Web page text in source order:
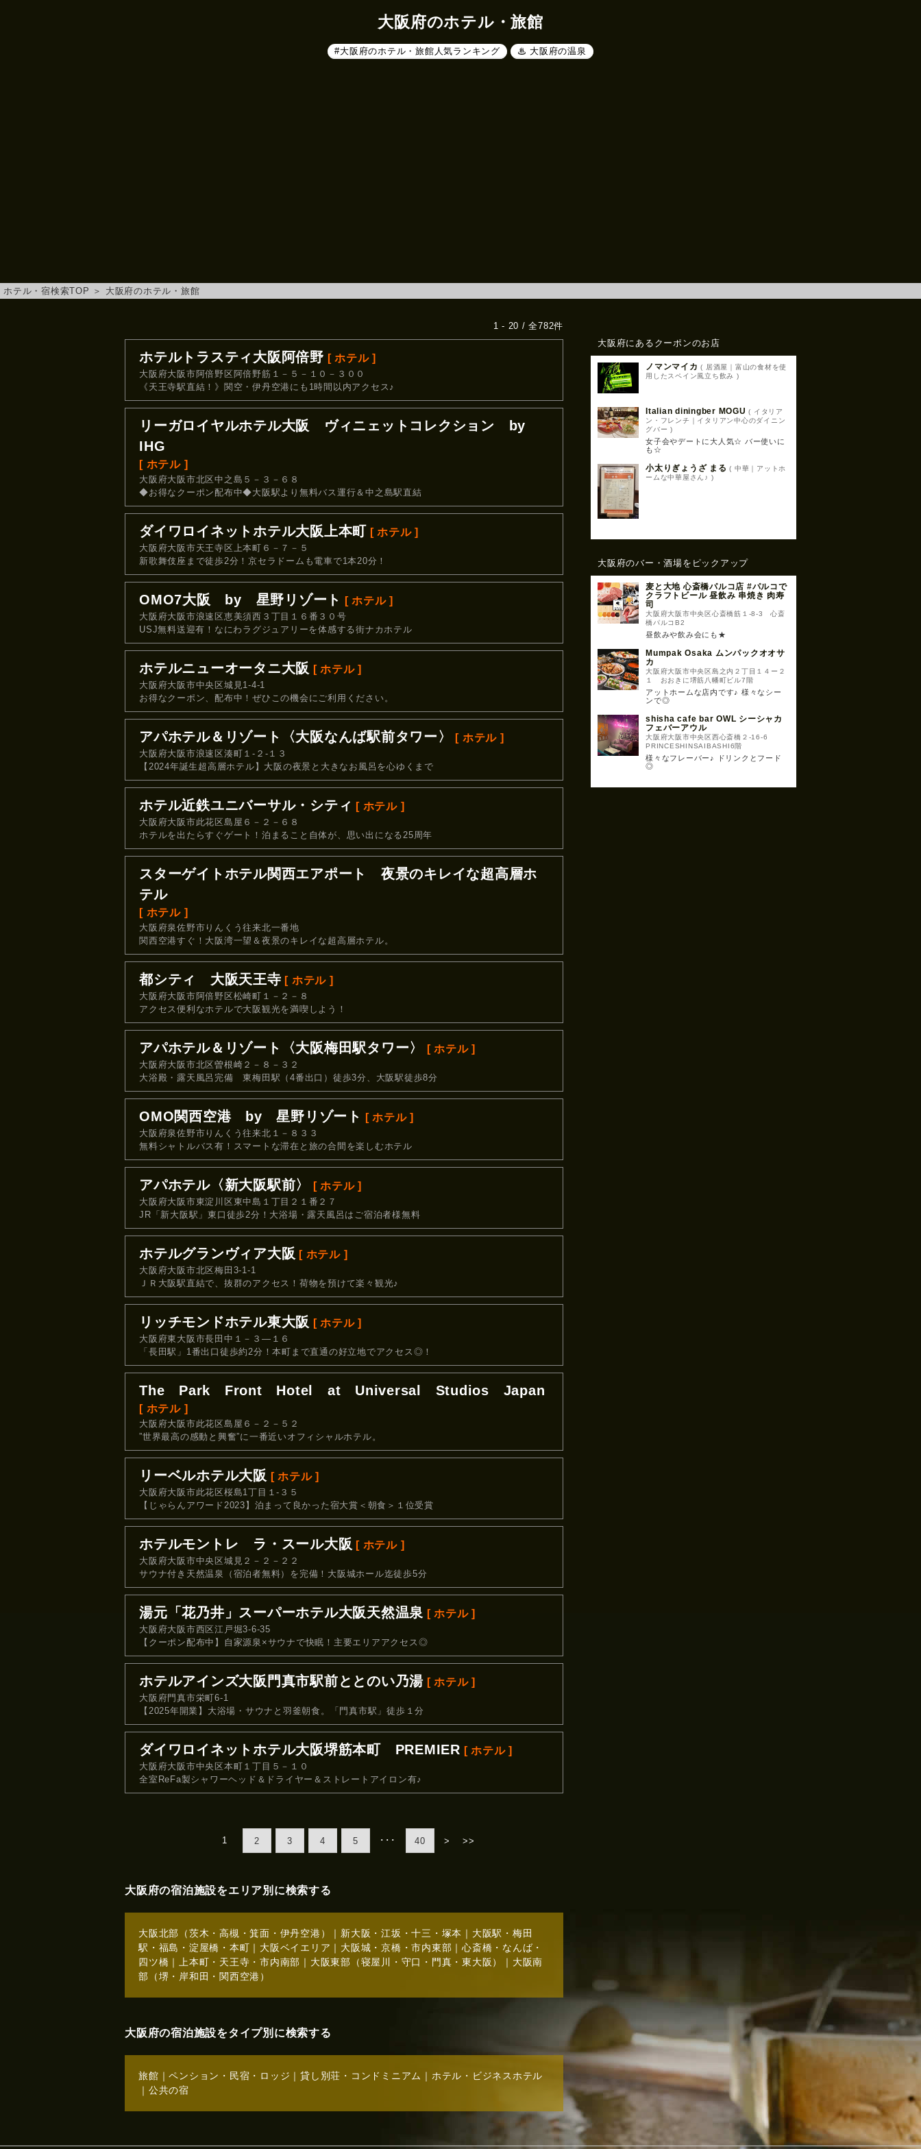
大阪府のホテル・旅館
#大阪府のホテル・旅館人気ランキング ♨ 大阪府の温泉
ホテル・宿検索TOP ＞ 大阪府のホテル・旅館
1 - 20 / 全782件
ホテルトラスティ大阪阿倍野 [ ホテル ]
大阪府大阪市阿倍野区阿倍野筋１－５－１０－３００
《天王寺駅直結！》関空・伊丹空港にも1時間以内アクセス♪
リーガロイヤルホテル大阪 ヴィニェットコレクション by
IHG
[ ホテル ]
大阪府大阪市北区中之島５－３－６８
◆お得なクーポン配布中◆大阪駅より無料バス運行＆中之島駅直結
ダイワロイネットホテル大阪上本町 [ ホテル ]
大阪府大阪市天王寺区上本町６－７－５
新歌舞伎座まで徒歩2分！京セラドームも電車で1本20分！
OMO7大阪 by 星野リゾート [ ホテル ]
大阪府大阪市浪速区恵美須西３丁目１６番３０号
USJ無料送迎有！なにわラグジュアリーを体感する街ナカホテル
ホテルニューオータニ大阪 [ ホテル ]
大阪府大阪市中央区城見1-4-1
お得なクーポン、配布中！ぜひこの機会にご利用ください。
アパホテル＆リゾート〈大阪なんば駅前タワー〉 [ ホテル ]
大阪府大阪市浪速区湊町１‐２‐１３
【2024年誕生超高層ホテル】大阪の夜景と大きなお風呂を心ゆくまで
ホテル近鉄ユニバーサル・シティ [ ホテル ]
大阪府大阪市此花区島屋６－２－６８
ホテルを出たらすぐゲート！泊まること自体が、思い出になる25周年
スターゲイトホテル関西エアポート 夜景のキレイな超高層ホ
テル
[ ホテル ]
大阪府泉佐野市りんくう往来北一番地
関西空港すぐ！大阪湾一望＆夜景のキレイな超高層ホテル。
都シティ 大阪天王寺 [ ホテル ]
大阪府大阪市阿倍野区松崎町１－２－８
アクセス便利なホテルで大阪観光を満喫しよう！
アパホテル＆リゾート〈大阪梅田駅タワー〉 [ ホテル ]
大阪府大阪市北区曽根崎２－８－３２
大浴殿・露天風呂完備 東梅田駅（4番出口）徒歩3分、大阪駅徒歩8分
OMO関西空港 by 星野リゾート [ ホテル ]
大阪府泉佐野市りんくう往来北１－８３３
無料シャトルバス有！スマートな滞在と旅の合間を楽しむホテル
アパホテル〈新大阪駅前〉 [ ホテル ]
大阪府大阪市東淀川区東中島１丁目２１番２７
JR「新大阪駅」東口徒歩2分！大浴場・露天風呂はご宿泊者様無料
ホテルグランヴィア大阪 [ ホテル ]
大阪府大阪市北区梅田3-1-1
ＪＲ大阪駅直結で、抜群のアクセス！荷物を預けて楽々観光♪
リッチモンドホテル東大阪 [ ホテル ]
大阪府東大阪市長田中１－３―１６
「長田駅」1番出口徒歩約2分！本町まで直通の好立地でアクセス◎！
The Park Front Hotel at Universal Studios Japan
[ ホテル ]
大阪府大阪市此花区島屋６－２－５２
”世界最高の感動と興奮”に一番近いオフィシャルホテル。
リーベルホテル大阪 [ ホテル ]
大阪府大阪市此花区桜島1丁目１-３５
【じゃらんアワード2023】泊まって良かった宿大賞＜朝食＞１位受賞
ホテルモントレ ラ・スール大阪 [ ホテル ]
大阪府大阪市中央区城見２－２－２２
サウナ付き天然温泉（宿泊者無料）を完備！大阪城ホール迄徒歩5分
湯元「花乃井」スーパーホテル大阪天然温泉 [ ホテル ]
大阪府大阪市西区江戸堀3-6-35
【クーポン配布中】自家源泉×サウナで快眠！主要エリアアクセス◎
ホテルアインズ大阪門真市駅前ととのい乃湯 [ ホテル ]
大阪府門真市栄町6‐1
【2025年開業】大浴場・サウナと羽釜朝食。「門真市駅」徒歩１分
ダイワロイネットホテル大阪堺筋本町 PREMIER [ ホテル ]
大阪府大阪市中央区本町１丁目５－１０
全室ReFa製シャワーヘッド＆ドライヤー＆ストレートアイロン有♪
1 2 3 4 5 ･･･ 40 > >>
大阪府の宿泊施設をエリア別に検索する
大阪北部（茨木・高槻・箕面・伊丹空港） ｜ 新大阪・江坂・十三・塚本 ｜ 大阪駅・梅田
駅・福島・淀屋橋・本町 ｜ 大阪ベイエリア ｜ 大阪城・京橋・市内東部 ｜ 心斎橋・なんば・
四ツ橋 ｜ 上本町・天王寺・市内南部 ｜ 大阪東部（寝屋川・守口・門真・東大阪） ｜ 大阪南
部（堺・岸和田・関西空港）
大阪府の宿泊施設をタイプ別に検索する
旅館 ｜ペンション・民宿・ロッジ ｜ 貸し別荘・コンドミニアム ｜ ホテル・ビジネスホテル
｜ 公共の宿
大阪府にあるクーポンのお店
ノマンマイカ ( 居酒屋｜富山の食材を使
用したスペイン風立ち飲み )
Italian diningber MOGU ( イタリア
ン・フレンチ｜イタリアン中心のダイニン
グバー )
女子会やデートに大人気☆ バー使いに
も☆
小太りぎょうざ まる ( 中華｜アットホ
ームな中華屋さん♪ )
大阪府のバー・酒場をピックアップ
麦と大地 心斎橋パルコ店 #パルコで
クラフトビール 昼飲み 串焼き 肉寿
司
大阪府大阪市中央区心斎橋筋１-8-3 心斎
橋パルコB2
昼飲みや飲み会にも★
Mumpak Osaka ムンパックオオサ
カ
大阪府大阪市中央区島之内２丁目１４ー２
１ おおきに堺筋八幡町ビル7階
アットホームな店内です♪ 様々なシー
ンで◎
shisha cafe bar OWL シーシャカ
フェバーアウル
大阪府大阪市中央区西心斎橋２-16-6
PRINCESHINSAIBASHI6階
様々なフレーバー♪ ドリンクとフード
◎